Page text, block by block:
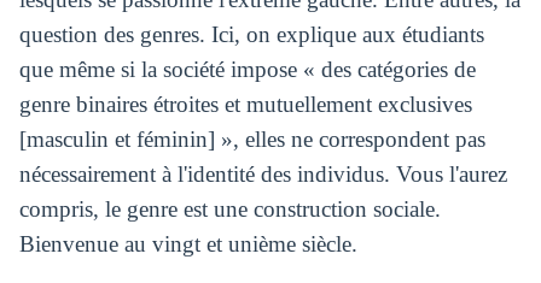
question des genres. Ici, on explique aux étudiants
que même si la société impose « des catégories de
genre binaires étroites et mutuellement exclusives
[masculin et féminin] », elles ne correspondent pas
nécessairement à l'identité des individus. Vous l'aurez
compris, le genre est une construction sociale.
Bienvenue au vingt et unième siècle.